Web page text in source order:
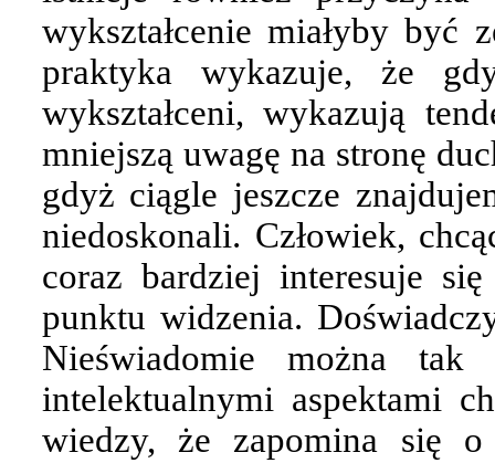
wykształcenie miałyby być
praktyka wykazuje, że
wykształceni, wykazują
mniejszą uwagę na stronę
gdyż ciągle jeszcze
niedoskonali. Człowiek,
coraz bardziej interesuje
punktu widzenia.
Nieświadomie można tak
intelektualnymi aspektami
wiedzy, że zapomina się